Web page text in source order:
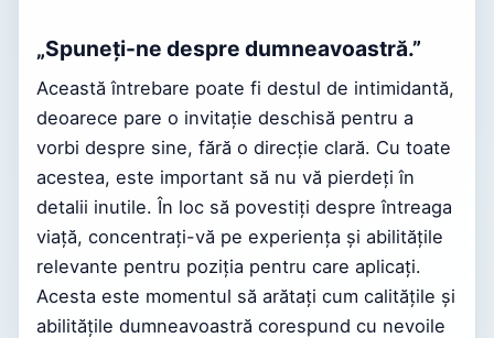
„Spuneți-ne despre dumneavoastră.”
Această întrebare poate fi destul de intimidantă,
deoarece pare o invitație deschisă pentru a
vorbi despre sine, fără o direcție clară. Cu toate
acestea, este important să nu vă pierdeți în
detalii inutile. În loc să povestiți despre întreaga
viață, concentrați-vă pe experiența și abilitățile
relevante pentru poziția pentru care aplicați.
Acesta este momentul să arătați cum calitățile și
abilitățile dumneavoastră corespund cu nevoile